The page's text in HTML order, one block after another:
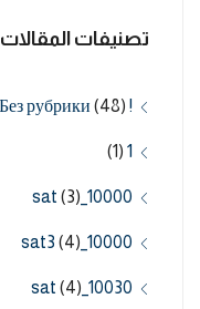
تصنيفات المقالات
! Без рубрики
(48)
1
(1)
10000_sat
(3)
10000_sat3
(4)
10030_sat
(4)